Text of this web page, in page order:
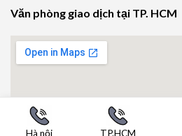
Văn phòng giao dịch tại TP. HCM
Hà nội TP.HCM